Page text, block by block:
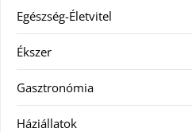
Egészség-Életvitel
Ékszer
Gasztronómia
Háziállatok